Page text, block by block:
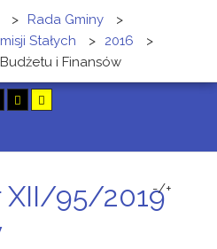
> Rada Gminy
>
Stałych > 2016
>
i Finansów
XII/95/2019
-/+